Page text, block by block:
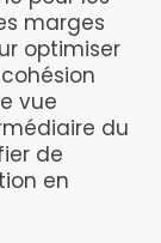
marges
optimiser
vue
du
de
en